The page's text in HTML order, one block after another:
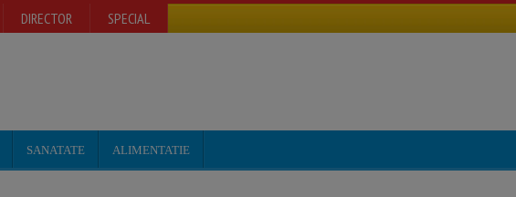
DIRECTOR SPECIAL
SANATATE ALIMENTATIE